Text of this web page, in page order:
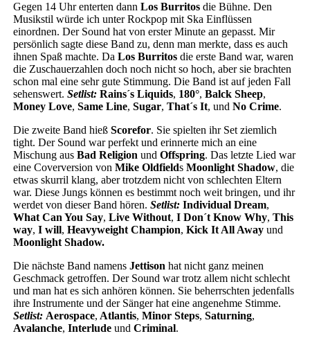
Gegen 14 Uhr enterten dann Los Burritosdie Bühne. Den
Musikstil würde ich unter Rockpop mit Ska Einflüssen
einordnen. Der Sound hat von erster Minute an gepasst. Mir
persönlich sagte diese Band zu, denn man merkte, dass es auch
ihnen Spaß machte. Da Los Burritosdie erste Band war, waren
die Zuschauerzahlen doch noch nicht so hoch, aber sie brachten
schon mal eine sehr gute Stimmung. Die Band ist auf jeden Fall
sehenswert. Setlist: Rains´s Liquids, 180°, Balck Sheep,
Money Love, Same Line, Sugar, That´s It, und No Crime.
Die zweite Band hieß Scorefor. Sie spielten ihr Set ziemlich
tight. Der Sound war perfekt und erinnerte mich an eine
Mischung aus Bad Religion und Offspring. Das letzte Lied war
eine Coverversion von Mike Oldfields Moonlight Shadow, die
etwas skurril klang, aber trotzdem nicht von schlechten Eltern
war. Diese Jungs können es bestimmt noch weit bringen, und ihr
werdet von dieser Band hören. Setlist: Individual Dream,
What Can You Say, Live Without, I Don´t Know Why, This
way, I will, Heavyweight Champion, Kick It All Away und
Moonlight Shadow.
Die nächste Band namens Jettison hat nicht ganz meinen
Geschmack getroffen. Der Sound war trotz allem nicht schlecht
und man hat es sich anhören können. Sie beherrschten jedenfalls
ihre Instrumente und der Sänger hat eine angenehme Stimme.
Setlist: Aerospace, Atlantis, Minor Steps, Saturning,
Avalanche, Interlude und Criminal.